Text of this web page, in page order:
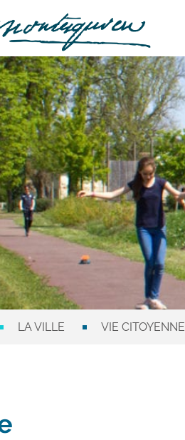
LA VILLE VIE CITOYENNE